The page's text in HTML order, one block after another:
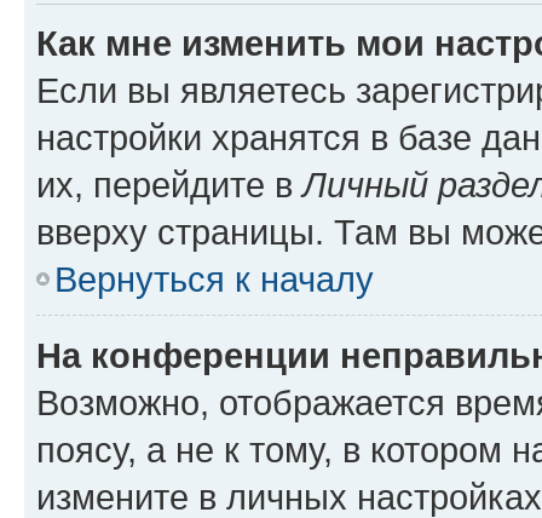
Как мне изменить мои
Если вы являетесь
настройки хранятся в базе
их, перейдите вЛичный
вверху страницы. Там вы
Вернуться к началу
На конференции
Возможно, отображается
поясу, а не к тому, в котором
измените в личных